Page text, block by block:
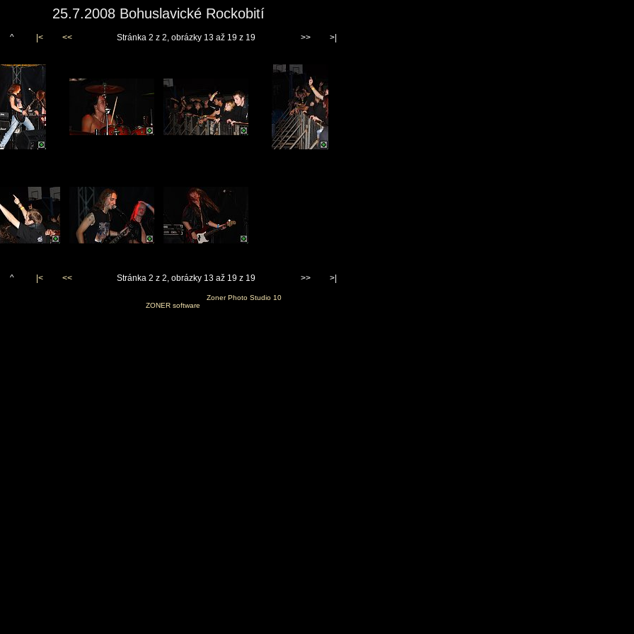
25.7.2008 Bohuslavické Rockobití
^ |< << Stránka 2 z 2, obrázky 13 až 19 z 19 >> >|
^ |< << Stránka 2 z 2, obrázky 13 až 19 z 19 >> >|
Zoner Photo Studio 10
ZONER software